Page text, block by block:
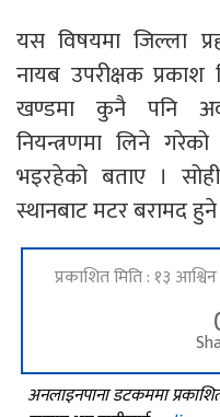
यस विषयमा जिल्ला
नायब उपरीक्षक प्रकाश
खण्डमा कुनै पनि
नियन्त्रणमा लिने
भइरहेको बताए ।
स्थानबाट मटर बरामद
प्रकाशित मिति : १३
अनलाइनपाना डटकममा